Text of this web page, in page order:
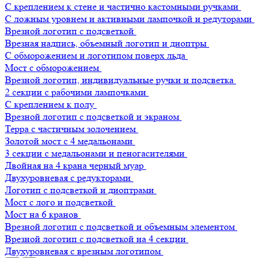
С креплением к стене и частично кастомными ручками
С ложным уровнем и активными лампочкой и редуторами
Врезной логотип с подсветкой
Врезная надпись, объемный логотип и диоптры
С обморожением и логотипом поверх льда
Мост с обморожением
Врезной логотип, индивидуальные ручки и подсветка
2 секции с рабочими лампочками
С креплением к полу
Врезной логотип с подсветкой и экраном
Терра с частичным золочением
Золотой мост с 4 медальонами
3 секции с медальонами и пеногасителями
Двойная на 4 крана черный муар
Двухуровневая с редукторами
Логотип с подсветкой и диоптрами
Мост с лого и подсветкой
Мост на 6 кранов
Врезной логотип с подсветкой и объемным элементом
Врезной логотип с подсветкой на 4 секции
Двухуровневая с врезным логотипом